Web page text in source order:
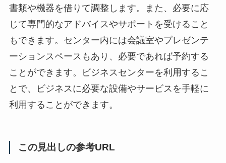
書類や機器を借りて調整します。また、必要に応
じて専門的なアドバイスやサポートを受けること
もできます。センター内には会議室やプレゼンテ
ーションスペースもあり、必要であれば予約する
ことができます。ビジネスセンターを利用するこ
とで、ビジネスに必要な設備やサービスを手軽に
利用することができます。
この見出しの参考URL